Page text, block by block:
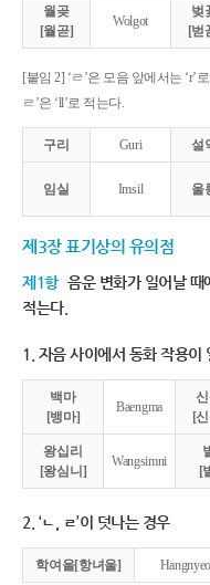
월곶
[월곧]
Wolgot
벚
[벋
[붙임 2] ‘ㄹ’은 모음 앞에서는 ‘r’
ㄹ’은 ‘ll’로 적는다.
구리 Guri 설
임실 Imsil 울
제3장 표기상의 유의점
제1항 음운 변화가 일어날 때
적는다.
1. 자음 사이에서 동화 작용이
백마
[뱅마]
Baengma
[
왕십리
[왕심니]
Wangsimni
[
2. ‘ㄴ, ㄹ’이 덧나는 경우
학여울[항녀울]